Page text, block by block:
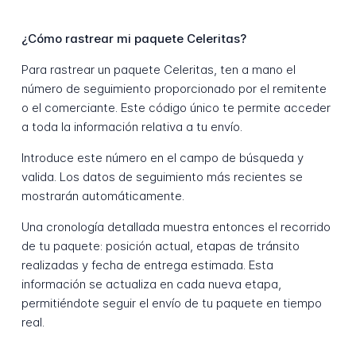
¿Cómo rastrear mi paquete Celeritas?
Para rastrear un paquete Celeritas, ten a mano el
número de seguimiento proporcionado por el remitente
o el comerciante. Este código único te permite acceder
a toda la información relativa a tu envío.
Introduce este número en el campo de búsqueda y
valida. Los datos de seguimiento más recientes se
mostrarán automáticamente.
Una cronología detallada muestra entonces el recorrido
de tu paquete: posición actual, etapas de tránsito
realizadas y fecha de entrega estimada. Esta
información se actualiza en cada nueva etapa,
permitiéndote seguir el envío de tu paquete en tiempo
real.